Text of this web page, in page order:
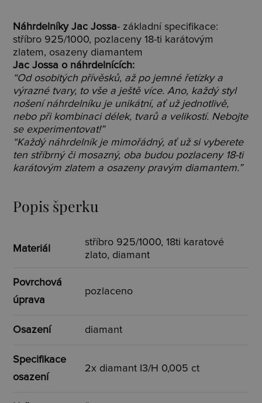
Náhrdelníky Jac Jossa- základní specifikace:
stříbro 925/1000, pozlaceny 18-ti karátovým
zlatem, osazeny diamantem
Jac Jossa o náhrdelnících:
“Od osobitých přívěsků, až po jemné řetízky a
výrazné tvary, to vše a ještě více. Ano, každý styl
nošení náhrdelníku je unikátní, ať už jednotlivě,
nebo při kombinaci délek, tvarů a velikostí. Nebojte
se experimentovat!”
“Každý náhrdelník je mimořádný, ať už si vyberete
ten stříbrný či mosazný, oba budou pozlaceny 18-ti
karátovým zlatem a osazeny pravým diamantem.”
Popis šperku
Materiál
stříbro 925/1000, 18ti karatové
zlato, diamant
Povrchová
úprava
pozlaceno
Osazení diamant
Specifikace
osazení
2x diamant I3/H 0,005 ct